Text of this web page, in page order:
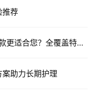
推荐
？全覆盖特需与私立医院
助力长期护理